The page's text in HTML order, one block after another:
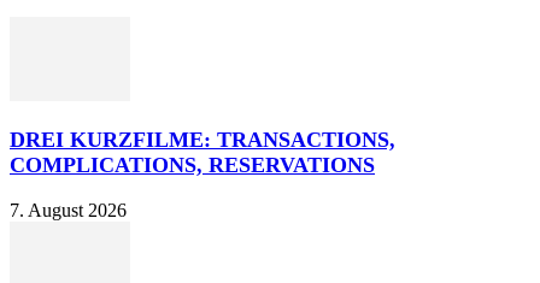
DREI KURZFILME: TRANSACTIONS,
COMPLICATIONS, RESERVATIONS
7. August 2026